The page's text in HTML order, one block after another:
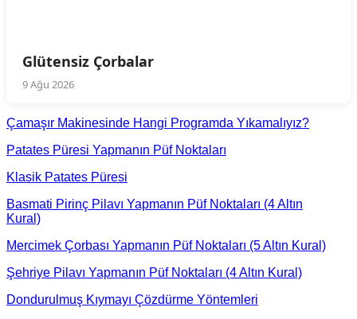
Glütensiz Çorbalar
9 Ağu 2026
Çamaşır Makinesinde Hangi Programda Yıkamalıyız?
Patates Püresi Yapmanın Püf Noktaları
Klasik Patates Püresi
Basmati Pirinç Pilavı Yapmanın Püf Noktaları (4 Altın
Kural)
Mercimek Çorbası Yapmanın Püf Noktaları (5 Altın Kural)
Şehriye Pilavı Yapmanın Püf Noktaları (4 Altın Kural)
Dondurulmuş Kıymayı Çözdürme Yöntemleri